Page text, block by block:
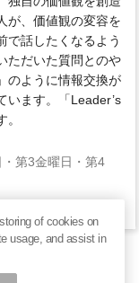
が、価値観の変容を
で話したくなるよう
ただいた質問とのや
のように情報交換が
います。「Leader’s
第3金曜日・第4
of cookies on
usage, and assist in